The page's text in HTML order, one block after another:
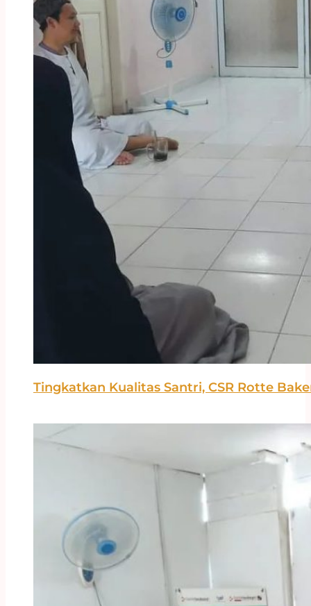
Tingkatkan Kualitas Santri, CSR Rotte